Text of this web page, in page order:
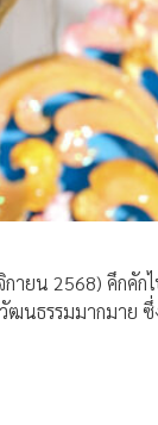
ายน 2568) คึกคั
ฒนธรรมมากมาย